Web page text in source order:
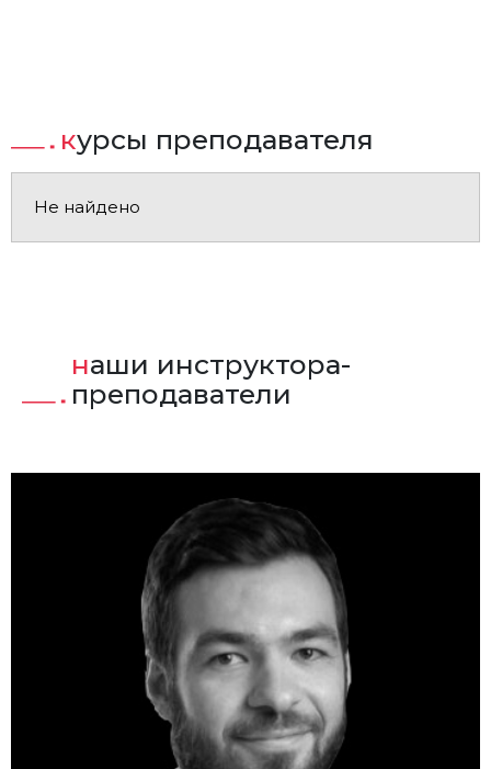
курсы преподавателя
Не найдено
наши инструктора-
преподаватели